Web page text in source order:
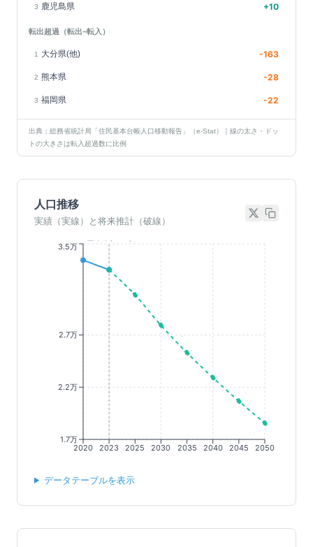
3 鹿児島県 +10
転出超過（転出−転入）
1 大分県(他) -163
2 熊本県 -28
3 福岡県 -22
出典：総務省統計局「住民基本台帳人口移動報告」（e-Stat）｜線の太さ・ドッ
トの大きさは転入超過数に比例
人口推移
実績（実線）と将来推計（破線）
2020 2023 2025 2030 2035 2040 2045 2050
1.7万
2.2万
2.7万
3.5万
データテーブルを表示